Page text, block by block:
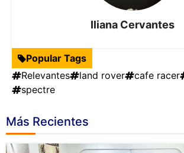
Iliana Cervantes
Popular Tags
Relevantes
land rover cafe racer
spectre
Más Recientes